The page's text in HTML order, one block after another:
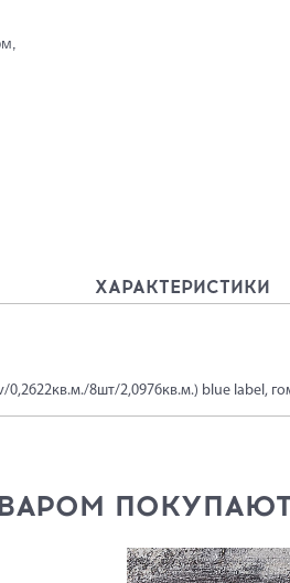
ХАРАКТЕРИСТИКИ
8шт/2,0976кв.м.) blue label,